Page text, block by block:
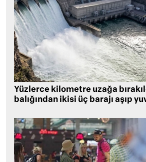
Yüzlerce kilometre uzağa
balığından ikisi üç barajı aşıp